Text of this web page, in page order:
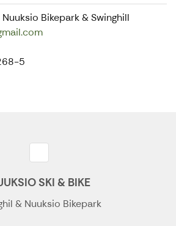
Bikepark & Swinghill
5
SKI & BIKE
& Nuuksio Bikepark